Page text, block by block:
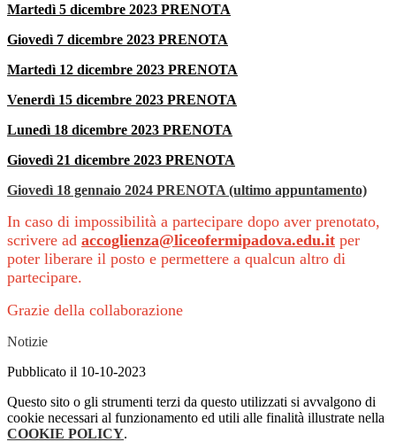
Martedì 5 dicembre 2023 PRENOTA
Giovedì 7 dicembre 2023 PRENOTA
Martedì 12 dicembre 2023 PRENOTA
Venerdì 15 dicembre 2023 PRENOTA
Lunedì 18 dicembre 2023 PRENOTA
Giovedì 21 dicembre 2023 PRENOTA
Giovedì 18 gennaio 2024 PRENOTA (ultimo appuntamento)
In caso di impossibilità a partecipare dopo aver prenotato,
scrivere ad accoglienza@liceofermipadova.edu.it per
poter liberare il posto e permettere a qualcun altro di
partecipare.
Grazie della collaborazione
Notizie
Pubblicato il 10-10-2023
Questo sito o gli strumenti terzi da questo utilizzati si avvalgono di
cookie necessari al funzionamento ed utili alle finalità illustrate nella
COOKIE POLICY.